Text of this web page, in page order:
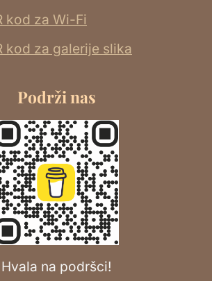
kod za Wi-Fi
kod za galerije slika
Podrži nas
Hvala na podršci!